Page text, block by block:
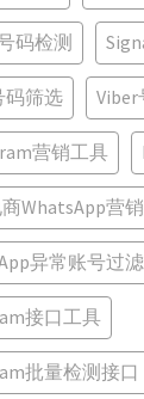
码检测
码筛选
营销工具
WhatsApp营销
异常账号过滤
接口工具
批量检测接口